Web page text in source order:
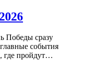
Победы сразу
события
где пройдут…